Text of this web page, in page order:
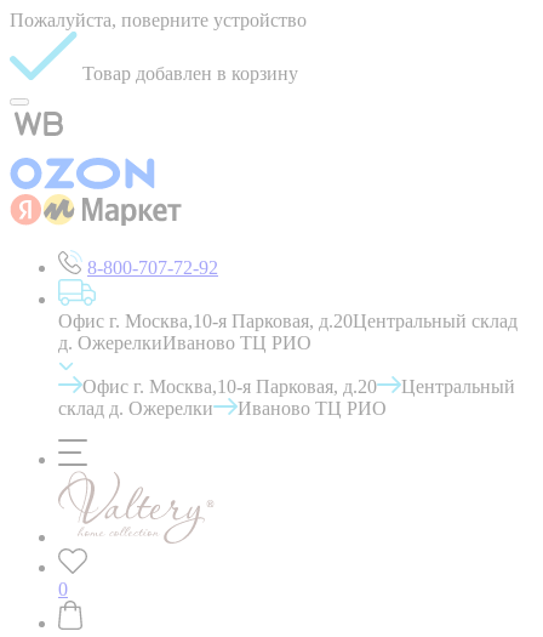
Пожалуйста, поверните устройство
Товар добавлен в корзину
8-800-707-72-92
Офис г. Москва,10-я Парковая, д.20Центральный склад
д. ОжерелкиИваново ТЦ РИО
Офис г. Москва,10-я Парковая, д.20
Центральный
склад д. Ожерелки
Иваново ТЦ РИО
0